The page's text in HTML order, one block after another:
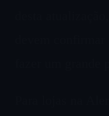
desta
devem
fazer um
Para lojas na